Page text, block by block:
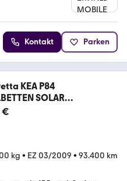
Kontakt Parken
KEA P84
SOLAR
€
kg • EZ 03/2009 • 93.400 km